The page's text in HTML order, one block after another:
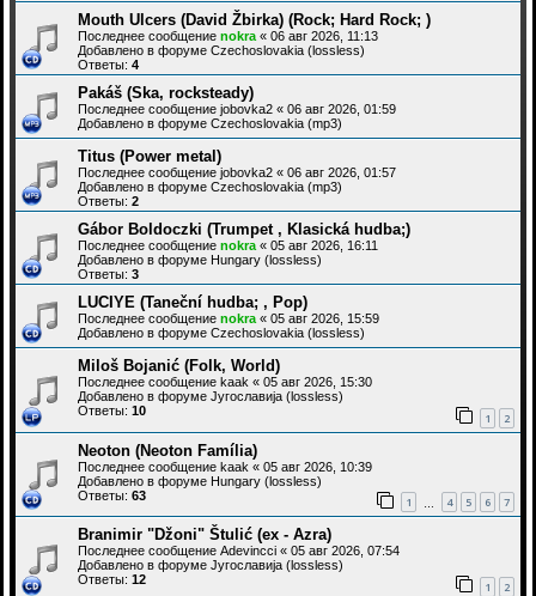
Mouth Ulcers (David Žbirka) (Rock; Hard Rock; )
Последнее сообщение nokra « 06 авг 2026, 11:13
Добавлено в форуме Czechoslovakia (lossless)
Ответы: 4
Pakáš (Ska, rocksteady)
Последнее сообщение jobovka2 « 06 авг 2026, 01:59
Добавлено в форуме Czechoslovakia (mp3)
Titus (Power metal)
Последнее сообщение jobovka2 « 06 авг 2026, 01:57
Добавлено в форуме Czechoslovakia (mp3)
Ответы: 2
Gábor Boldoczki (Trumpet , Klasická hudba;)
Последнее сообщение nokra « 05 авг 2026, 16:11
Добавлено в форуме Hungary (lossless)
Ответы: 3
LUCIYE (Taneční hudba; , Pop)
Последнее сообщение nokra « 05 авг 2026, 15:59
Добавлено в форуме Czechoslovakia (lossless)
Miloš Bojanić (Folk, World)
Последнее сообщение kaak « 05 авг 2026, 15:30
Добавлено в форуме Југославија (lossless)
Ответы: 10 1 2
Neoton (Neoton Família)
Последнее сообщение kaak « 05 авг 2026, 10:39
Добавлено в форуме Hungary (lossless)
Ответы: 63 1 4 5 6 7
Branimir "Džoni" Štulić (ex - Azra)
Последнее сообщение Adevincci « 05 авг 2026, 07:54
Добавлено в форуме Југославија (lossless)
Ответы: 12 1 2